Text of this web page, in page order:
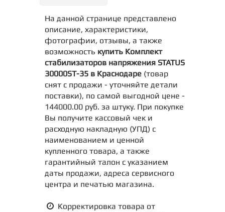
На данной странице представлено
описание, характеристики,
фотографии, отзывы, а также
возможность купить Комплект
стабилизаторов напряжения STATUS
30000SТ-35 в Краснодаре (товар
снят с продажи - уточняйте детали
поставки), по самой выгодной цене -
144000.00 руб. за штуку. При покупке
Вы получите кассовый чек и
расходную накладную (УПД) с
наименованием и ценной
купленного товара, а также
гарантийный талон с указанием
даты продажи, адреса сервисного
центра и печатью магазина.
Корректировка товара от